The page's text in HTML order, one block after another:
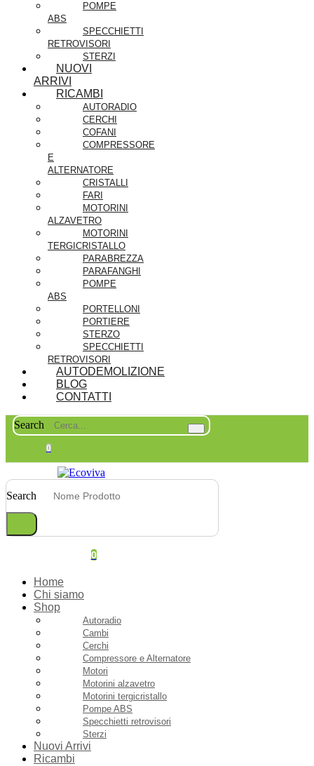
POMPE
ABS
SPECCHIETTI
RETROVISORI
STERZI
NUOVI
ARRIVI
RICAMBI
AUTORADIO
CERCHI
COFANI
COMPRESSORE
E
ALTERNATORE
CRISTALLI
FARI
MOTORINI
ALZAVETRO
MOTORINI
TERGICRISTALLO
PARABREZZA
PARAFANGHI
POMPE
ABS
PORTELLONI
PORTIERE
STERZO
SPECCHIETTI
RETROVISORI
AUTODEMOLIZIONE
BLOG
CONTATTI
Search
0
Search
0
Home
Chi siamo
Shop
Autoradio
Cambi
Cerchi
Compressore e Alternatore
Motori
Motorini alzavetro
Motorini tergicristallo
Pompe ABS
Specchietti retrovisori
Sterzi
Nuovi Arrivi
Ricambi